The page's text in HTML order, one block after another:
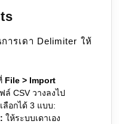
ารเดา Delimiter ให้
File > Import
ล์ CSV วางลงไป
ลือกได้ 3 แบบ:
ให้ระบบเดาเอง